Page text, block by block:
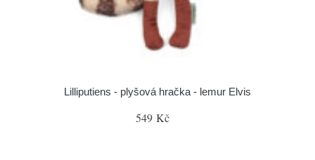
Lilliputiens - plyšová hračka - lemur Elvis
549 Kč